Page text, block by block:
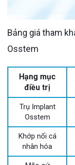
Bảng giá tham khảo tại Dr. Care cho phương án
Osstem
Hạng mục
điều trị
Trụ Implant
Osstem
Khớp nối cá
nhân hóa